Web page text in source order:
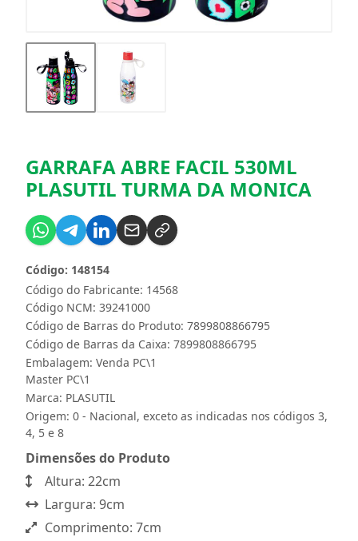
GARRAFA ABRE FACIL 530ML
PLASUTIL TURMA DA MONICA
Código do Fabricante: 14568
Código: 148154
Código NCM: 39241000
Código de Barras do Produto: 7899808866795
Código de Barras da Caixa: 7899808866795
Embalagem: Venda PC\1
Master PC\1
Marca: PLASUTIL
Origem: 0 - Nacional, exceto as indicadas nos códigos 3,
4, 5 e 8
Dimensões do Produto
Altura: 22cm
Largura: 9cm
Comprimento: 7cm